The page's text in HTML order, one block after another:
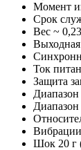
Момент
Срок
Вес ~
Выходная
Ток
Защита
Диапазон
Диапазон
Шок 20 г